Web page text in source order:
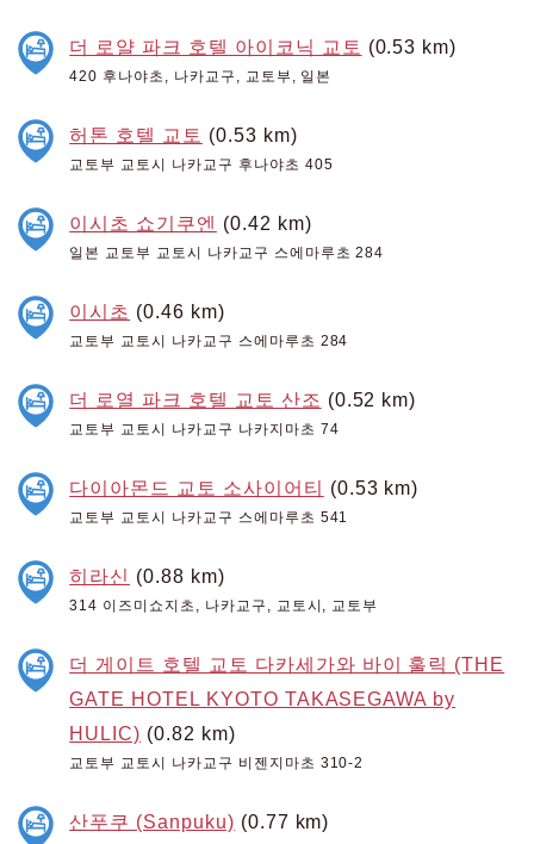
더 로얄 파크 호텔 아이코닉 교토 (0.53 km)
420 후나야초, 나카교구, 교토부, 일본
허톤 호텔 교토 (0.53 km)
교토부 교토시 나카교구 후나야초 405
이시초 쇼기쿠엔 (0.42 km)
일본 교토부 교토시 나카교구 스에마루초 284
이시초 (0.46 km)
교토부 교토시 나카교구 스에마루초 284
더 로열 파크 호텔 교토 산조 (0.52 km)
교토부 교토시 나카교구 나카지마초 74
다이아몬드 교토 소사이어티 (0.53 km)
교토부 교토시 나카교구 스에마루초 541
히라신 (0.88 km)
314 이즈미쇼지초, 나카교구, 교토시, 교토부
더 게이트 호텔 교토 다카세가와 바이 훌릭 (THE
GATE HOTEL KYOTO TAKASEGAWA by
HULIC) (0.82 km)
교토부 교토시 나카교구 비젠지마초 310-2
산푸쿠 (Sanpuku) (0.77 km)